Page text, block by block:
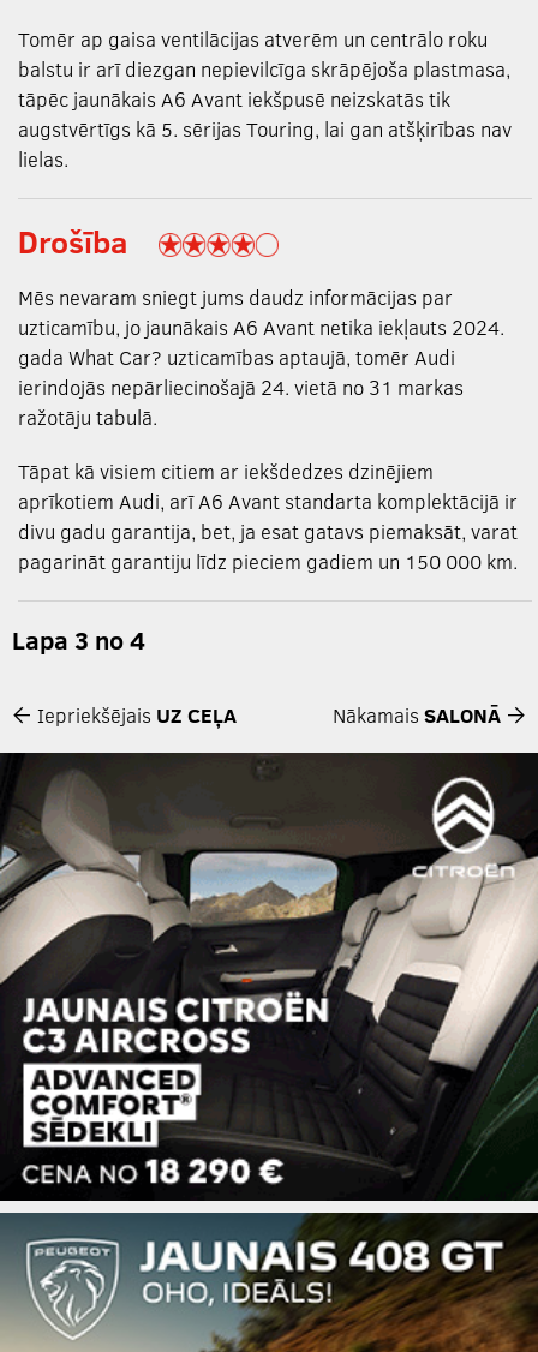
Tomēr ap gaisa ventilācijas atverēm un centrālo roku
balstu ir arī diezgan nepievilcīga skrāpējoša plastmasa,
tāpēc jaunākais A6 Avant iekšpusē neizskatās tik
augstvērtīgs kā 5. sērijas Touring, lai gan atšķirības nav
lielas.
Drošība
Mēs nevaram sniegt jums daudz informācijas par
uzticamību, jo jaunākais A6 Avant netika iekļauts 2024.
gada What Car? uzticamības aptaujā, tomēr Audi
ierindojās nepārliecinošajā 24. vietā no 31 markas
ražotāju tabulā.
Tāpat kā visiem citiem ar iekšdedzes dzinējiem
aprīkotiem Audi, arī A6 Avant standarta komplektācijā ir
divu gadu garantija, bet, ja esat gatavs piemaksāt, varat
pagarināt garantiju līdz pieciem gadiem un 150 000 km.
Lapa 3 no 4
Iepriekšējais UZ CEĻA Nākamais SALONĀ